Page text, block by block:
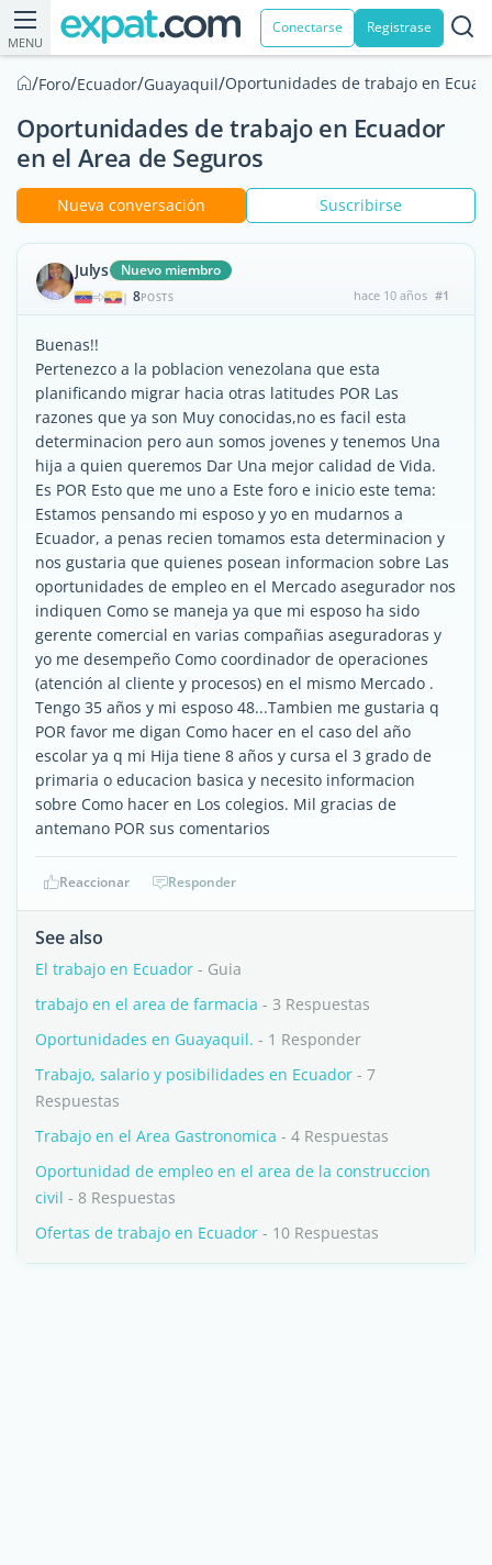
MENU
Conectarse Registrase
/Foro/Ecuador/Guayaquil/Oportunidades de trabajo en
Oportunidades de trabajo en Ecuador
en el Area de Seguros
Nueva conversación Suscribirse
Julys Nuevo miembro
| 8POSTS hace 10 años #1
Buenas!!
Pertenezco a la poblacion venezolana que esta
planificando migrar hacia otras latitudes POR Las
razones que ya son Muy conocidas,no es facil esta
determinacion pero aun somos jovenes y tenemos Una
hija a quien queremos Dar Una mejor calidad de Vida.
Es POR Esto que me uno a Este foro e inicio este tema:
Estamos pensando mi esposo y yo en mudarnos a
Ecuador, a penas recien tomamos esta determinacion y
nos gustaria que quienes posean informacion sobre Las
oportunidades de empleo en el Mercado asegurador nos
indiquen Como se maneja ya que mi esposo ha sido
gerente comercial en varias compañias aseguradoras y
yo me desempeño Como coordinador de operaciones
(atención al cliente y procesos) en el mismo Mercado .
Tengo 35 años y mi esposo 48...Tambien me gustaria q
POR favor me digan Como hacer en el caso del año
escolar ya q mi Hija tiene 8 años y cursa el 3 grado de
primaria o educacion basica y necesito informacion
sobre Como hacer en Los colegios. Mil gracias de
antemano POR sus comentarios
Reaccionar Responder
See also
El trabajo en Ecuador - Guia
trabajo en el area de farmacia - 3 Respuestas
Oportunidades en Guayaquil. - 1 Responder
Trabajo, salario y posibilidades en Ecuador - 7
Respuestas
Trabajo en el Area Gastronomica - 4 Respuestas
Oportunidad de empleo en el area de la construccion
civil - 8 Respuestas
Ofertas de trabajo en Ecuador - 10 Respuestas